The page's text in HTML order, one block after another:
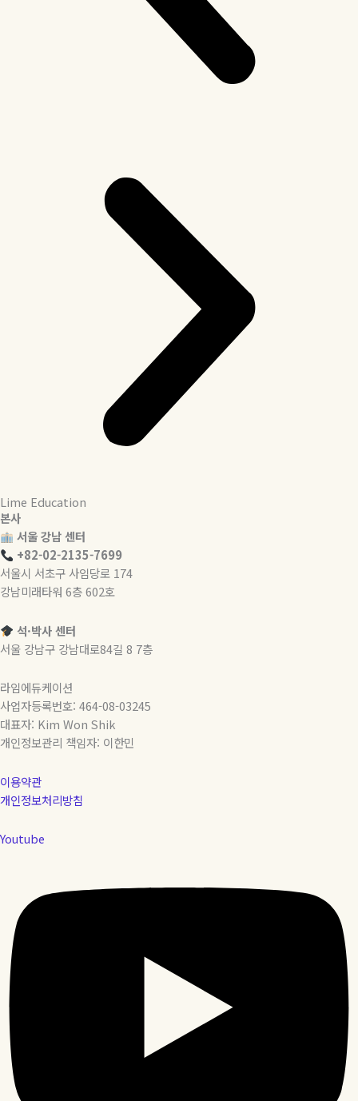
Lime Education
본사
서울 강남 센터
+82-02-2135-7699
서울시 서초구 사임당로 174
강남미래타워 6층 602호
석·박사 센터
서울 강남구 강남대로84길 8 7층
라임에듀케이션
사업자등록번호: 464-08-03245
대표자: Kim Won Shik
개인정보관리 책임자: 이한민
이용약관
개인정보처리방침
Youtube